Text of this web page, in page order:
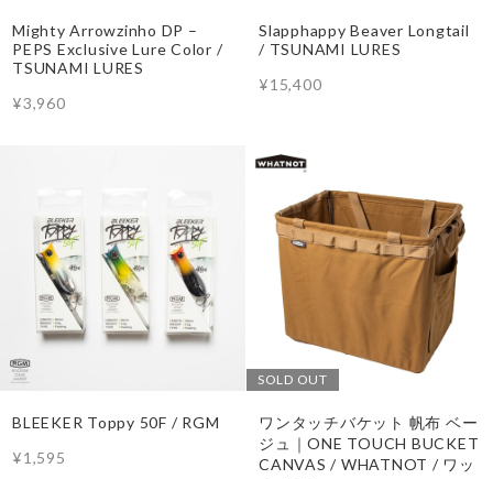
Mighty Arrowzinho DP –
PEPS Exclusive Lure Color /
TSUNAMI LURES
¥3,960
Slapphappy Beaver Longtail
/ TSUNAMI LURES
¥15,400
BLEEKER Toppy 50F / RGM
¥1,595
SOLD OUT
ワンタッチバケット 帆布 ベー
ジュ｜ONE TOUCH BUCKET
CANVAS / WHATNOT / ワッ